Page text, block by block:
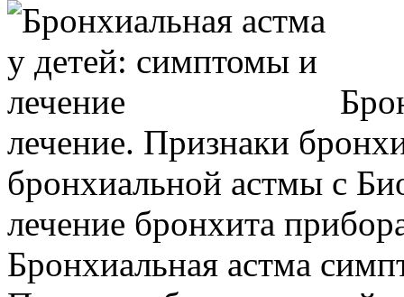
лечение. Признаки
бронхиальной астмы с
лечение бронхита
Бронхиальная астма